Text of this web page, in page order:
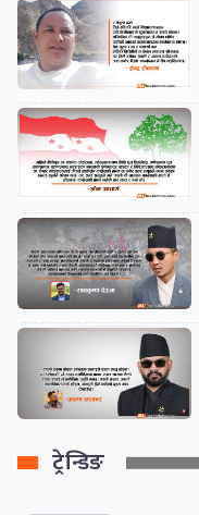
ट्रेन्डिङ